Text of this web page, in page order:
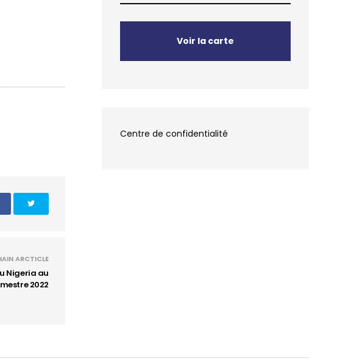
ARCTICLE
Nigeria au
2022
Voir la carte
Centre de confidentialité